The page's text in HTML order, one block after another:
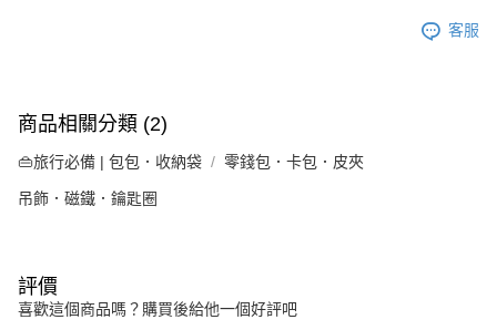
客服
商品相關分類 (2)
👜旅行必備 | 包包．收納袋 零錢包．卡包．皮夾
吊飾．磁鐵．鑰匙圈
評價
喜歡這個商品嗎？購買後給他一個好評吧